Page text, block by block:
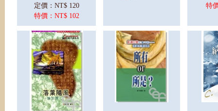
定價：NT$ 120
特價：NT$ 102
特